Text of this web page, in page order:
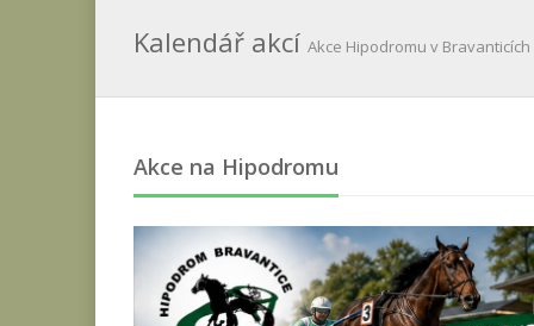
Kalendář akcí Akce Hipodromu v Bravanticích
Akce na Hipodromu